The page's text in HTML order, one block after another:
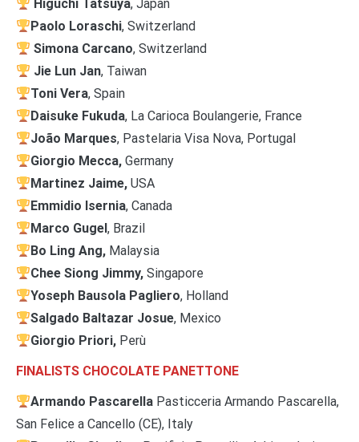
Higuchi Tatsuya, Japan
Paolo Loraschi, Switzerland
Simona Carcano, Switzerland
Jie Lun Jan, Taiwan
Toni Vera, Spain
Daisuke Fukuda, La Carioca Boulangerie, France
João Marques, Pastelaria Visa Nova, Portugal
Giorgio Mecca, Germany
Martinez Jaime, USA
Emmidio Isernia, Canada
Marco Gugel, Brazil
Bo Ling Ang, Malaysia
Chee Siong Jimmy,Singapore
Yoseph Bausola Pagliero, Holland
Salgado Baltazar Josue, Mexico
Giorgio Priori, Perù
FINALISTS CHOCOLATE PANETTONE
Armando Pascarella Pasticceria Armando Pascarella,
San Felice a Cancello (CE), Italy